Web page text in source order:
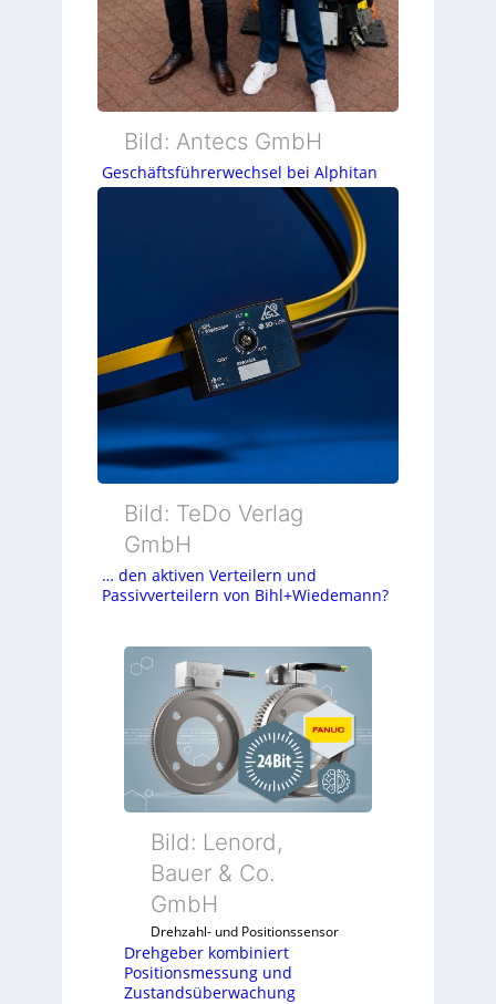
Bild: Antecs GmbH
Geschäftsführerwechsel bei Alphitan
Bild: TeDo Verlag
GmbH
… den aktiven Verteilern und
Passivverteilern von Bihl+Wiedemann?
Bild: Lenord,
Bauer & Co.
GmbH
Drehzahl- und Positionssensor
Drehgeber kombiniert
Positionsmessung und
Zustandsüberwachung